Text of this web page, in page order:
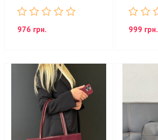
976 грн. 999 грн.